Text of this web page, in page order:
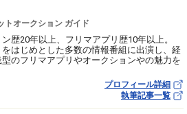
トオークション ガイド
歴20年以上、フリマアプリ歴10年以上。
はじめとした多数の情報番組に出演し、経
のフリマアプリやオークションやの魅力を
プロフィール詳細
執筆記事一覧